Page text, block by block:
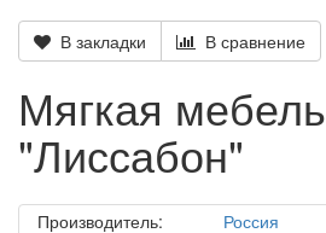
В закладки В сравнение
Мягкая мебель
"Лиссабон"
Производитель:
Россия